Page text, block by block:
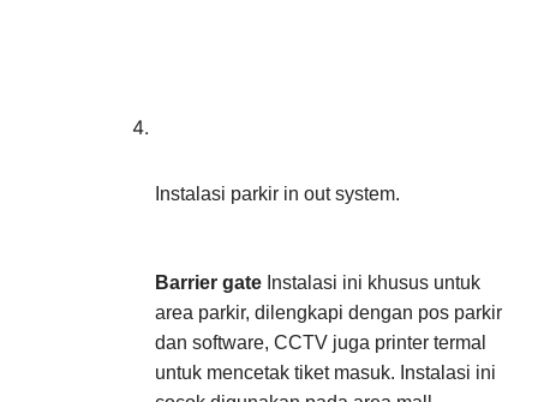
Instalasi parkir in out system.
Barrier gate Instalasi ini khusus untuk
area parkir, dilengkapi dengan pos parkir
dan software, CCTV juga printer termal
untuk mencetak tiket masuk. Instalasi ini